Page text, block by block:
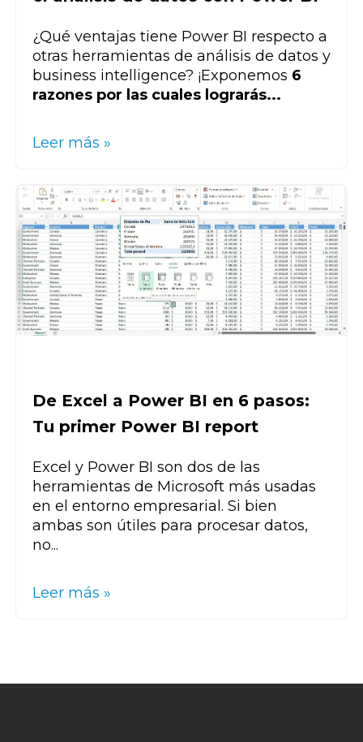
¿Qué ventajas tiene Power BI respecto a
otras herramientas de análisis de datos y
business intelligence? ¡Exponemos 6
razones por las cuales lograrás...
Leer más »
De Excel a Power BI en 6 pasos:
Tu primer Power BI report
Excel y Power BI son dos de las
herramientas de Microsoft más usadas
en el entorno empresarial. Si bien
ambas son útiles para procesar datos,
no...
Leer más »